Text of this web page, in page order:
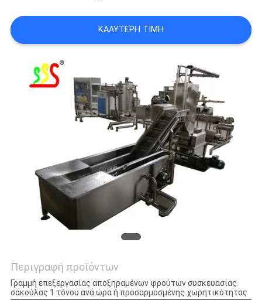
POLICY
ΚΑΛΎΤΕΡΗ ΤΙΜΉ
Περιγραφή προϊόντων
Γραμμή επεξεργασίας αποξηραμένων φρούτων συσκευασίας
σακούλας 1 τόνου ανά ώρα ή προσαρμοσμένης χωρητικότητας